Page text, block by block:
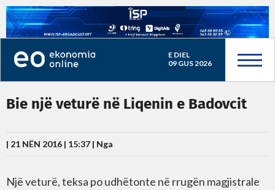
E DIEL
09 GUS 2026
Bie një veturë në Liqenin e Badovcit
| 21 NËN 2016 | 15:37 | Nga
Një veturë, teksa po udhëtonte në rrugën magjistrale